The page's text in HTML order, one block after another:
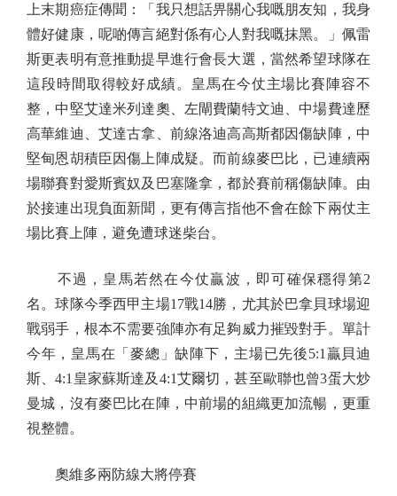
上末期癌症傳聞：「我只想話畀關心我嘅朋友知，我身
體好健康，呢啲傳言絕對係有心人對我嘅抹黑。」佩雷
斯更表明有意推動提早進行會長大選，當然希望球隊在
這段時間取得較好成績。皇馬在今仗主場比賽陣容不
整，中堅艾達米列達奧、左閘費蘭特文迪、中場費達歷
高華維迪、艾達古拿、前線洛迪高高斯都因傷缺陣，中
堅甸恩胡積臣因傷上陣成疑。而前線麥巴比，已連續兩
場聯賽對愛斯賓奴及巴塞隆拿，都於賽前稱傷缺陣。由
於接連出現負面新聞，更有傳言指他不會在餘下兩仗主
場比賽上陣，避免遭球迷柴台。
不過，皇馬若然在今仗贏波，即可確保穩得第2
名。球隊今季西甲主場17戰14勝，尤其於巴拿貝球場迎
戰弱手，根本不需要強陣亦有足夠威力摧毀對手。單計
今年，皇馬在「麥總」缺陣下，主場已先後5:1贏貝迪
斯、4:1皇家蘇斯達及4:1艾爾切，甚至歐聯也曾3蛋大炒
曼城，沒有麥巴比在陣，中前場的組織更加流暢，更重
視整體。
奧維多兩防線大將停賽